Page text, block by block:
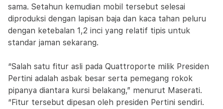
sama. Setahun kemudian mobil tersebut selesai
diproduksi dengan lapisan baja dan kaca tahan peluru
dengan ketebalan 1,2 inci yang relatif tipis untuk
standar jaman sekarang.
“Salah satu fitur asli pada Quattroporte milik Presiden
Pertini adalah asbak besar serta pemegang rokok
pipanya diantara kursi belakang,” menurut Maserati.
“Fitur tersebut dipesan oleh presiden Pertini sendiri.